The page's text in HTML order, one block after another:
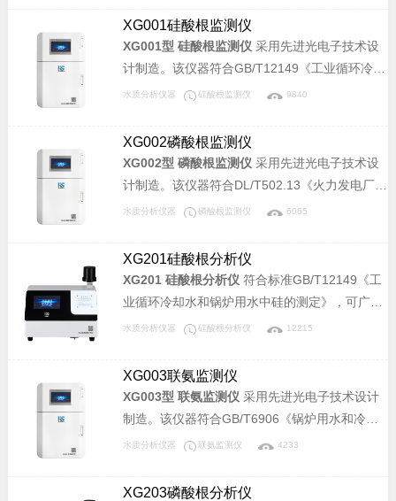
XG001硅酸根监测仪
XG001型 硅酸根监测仪采用先进光电子技术设
计制造。该仪器符合GB/T12149《工业循环冷却
水和锅炉用水中硅的测定》标准，可广泛应用于
水等行业溶液中硅酸根含量的连续监测。
水质分析仪器 硅酸根监测仪 9840
XG002磷酸根监测仪
XG002型 磷酸根监测仪采用先进光电子技术设
计制造。该仪器符合DL/T502.13《火力发电厂水
汽分析方法-磷酸盐的测定》和GB/T 6913《锅炉
广泛应用于电力、化工、冶金、环保、制药、半
导体和自来水等行业溶液中磷酸盐含量的连续监
测。
水质分析仪器 磷酸根监测仪 6065
XG201硅酸根分析仪
XG201 硅酸根分析仪符合标准GB/T12149《工
业循环冷却水和锅炉用水中硅的测定》，可广泛
应用于电力、化工、冶金、环保、制药、半导体
水质分析仪器 硅酸根分析仪 12215
XG003联氨监测仪
XG003型 联氨监测仪采用先进光电子技术设计
制造。该仪器符合GB/T6906《锅炉用水和冷却
水分析方法联氨的测定》标准，可广泛应用于电
等行业溶液中联氨含量的连续监测。
水质分析仪器 联氨监测仪 4233
XG203磷酸根分析仪